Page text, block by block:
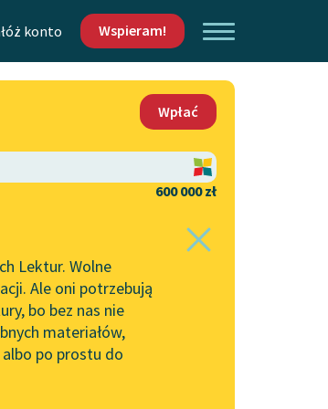
konto Wspieram!
Kontakt
O projekcie
Zasady wykorzystania
Wolnych Lektur
Logotypy
Materiały promocyjne
Wpłać
600 000 zł
Lektur. Wolne
Ale oni potrzebują
bo bez nas nie
materiałów,
po prostu do